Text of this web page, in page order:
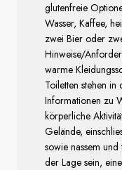
glutenfreie
Wasser, Kaffee,
zwei Bier oder
Hinweise/
warme
Toiletten stehen
Informationen zu
körperliche
Gelände,
sowie nassem
der Lage sein,